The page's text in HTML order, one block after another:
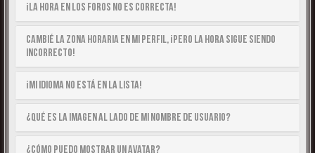
¡La hora en los foros no es correcta!
Cambié la zona horaria en mi perfil, ¡pero la hora sigue siendo
incorrecto!
¡Mi idioma no está en la lista!
¿Qué es la imagen al lado de mi nombre de usuario?
¿Cómo puedo mostrar un avatar?